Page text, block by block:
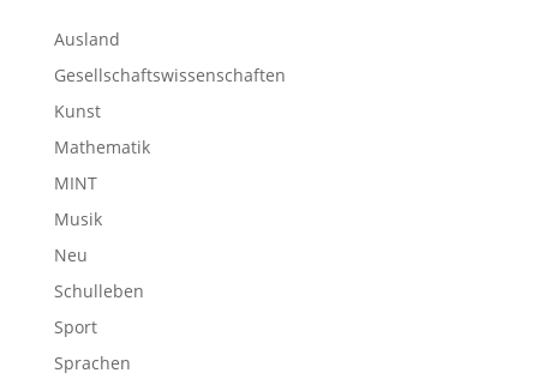
Ausland
Gesellschaftswissenschaften
Kunst
Mathematik
MINT
Musik
Neu
Schulleben
Sport
Sprachen